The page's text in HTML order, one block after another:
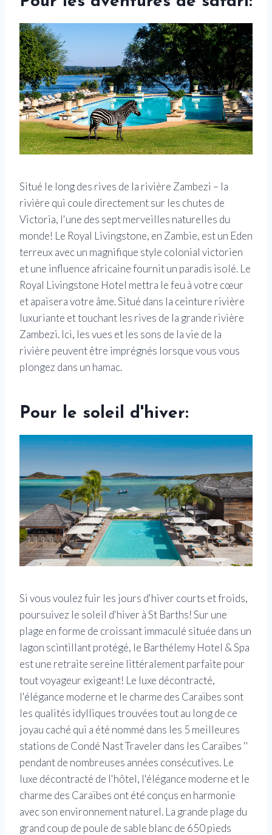
Situé le long des rives de la rivière Zambezi – la
rivière qui coule directement sur les chutes de
Victoria, l'une des sept merveilles naturelles du
monde! Le Royal Livingstone, en Zambie, est un Eden
terreux avec un magnifique style colonial victorien
et une influence africaine fournit un paradis isolé. Le
Royal Livingstone Hotel mettra le feu à votre cœur
et apaisera votre âme. Situé dans la ceinture rivière
luxuriante et touchant les rives de la grande rivière
Zambezi. Ici, les vues et les sons de la vie de la
rivière peuvent être imprégnés lorsque vous vous
plongez dans un hamac.
Pour le soleil d'hiver:
Si vous voulez fuir les jours d'hiver courts et froids,
poursuivez le soleil d'hiver à St Barths! Sur une
plage en forme de croissant immaculé située dans un
lagon scintillant protégé, le Barthélemy Hotel & Spa
est une retraite sereine littéralement parfaite pour
tout voyageur exigeant! Le luxe décontracté,
l'élégance moderne et le charme des Caraïbes sont
les qualités idylliques trouvées tout au long de ce
joyau caché qui a été nommé dans les 5 meilleures
stations de Condé Nast Traveler dans les Caraïbes ''
pendant de nombreuses années consécutives. Le
luxe décontracté de l'hôtel, l'élégance moderne et le
charme des Caraïbes ont été conçus en harmonie
avec son environnement naturel. La grande plage du
grand coup de poule de sable blanc de 650 pieds